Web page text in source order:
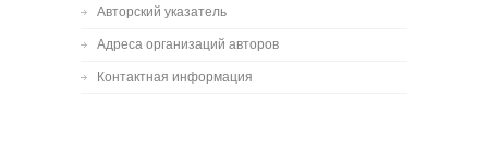
Авторский указатель
Адреса организаций авторов
Контактная информация